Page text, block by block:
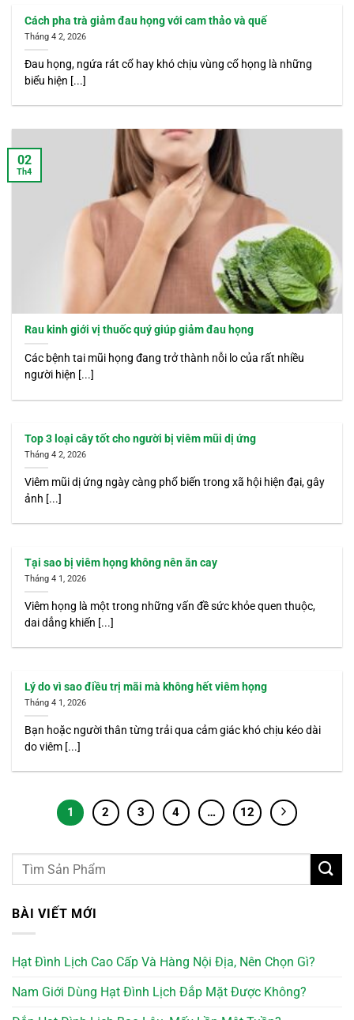
Cách pha trà giảm đau họng với cam thảo và quế
Tháng 4 2, 2026
Đau họng, ngứa rát cổ hay khó chịu vùng cổ họng là những
biểu hiện [...]
Rau kinh giới vị thuốc quý giúp giảm đau họng
Các bệnh tai mũi họng đang trở thành nỗi lo của rất nhiều
người hiện [...]
02
Th4
Top 3 loại cây tốt cho người bị viêm mũi dị ứng
Tháng 4 2, 2026
Viêm mũi dị ứng ngày càng phổ biến trong xã hội hiện đại, gây
ảnh [...]
Tại sao bị viêm họng không nên ăn cay
Tháng 4 1, 2026
Viêm họng là một trong những vấn đề sức khỏe quen thuộc,
dai dẳng khiến [...]
Lý do vì sao điều trị mãi mà không hết viêm họng
Tháng 4 1, 2026
Bạn hoặc người thân từng trải qua cảm giác khó chịu kéo dài
do viêm [...]
1 2 3 4 … 12
BÀI VIẾT MỚI
Hạt Đình Lịch Cao Cấp Và Hàng Nội Địa, Nên Chọn Gì?
Nam Giới Dùng Hạt Đình Lịch Đắp Mặt Được Không?